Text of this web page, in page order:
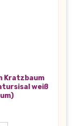
Kratzbaum
weiß